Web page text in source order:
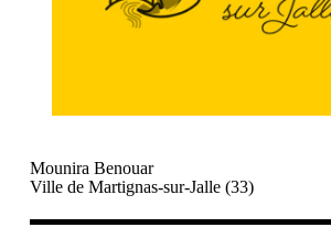
Mounira Benouar
Ville de Martignas-sur-Jalle (33)